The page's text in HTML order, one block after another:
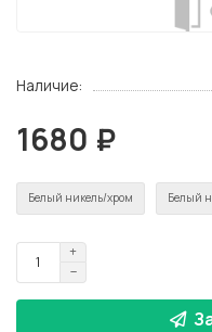
Наличие:
1680 ₽
Белый никель/хром Белый